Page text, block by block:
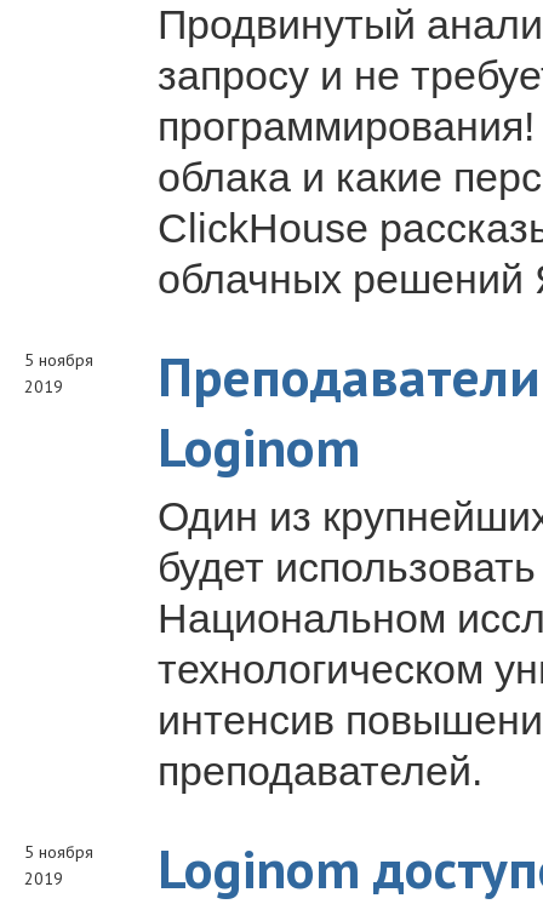
Продвинутый
запросу и не
облака и какие
ClickHouse
облачных решений
5 ноября
2019
Loginom
Один из
будет
Национальном
технологическом
интенсив
преподавателей.
5 ноября
2019
Loginom